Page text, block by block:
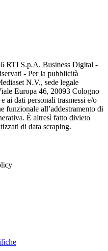
RTI S.p.A. Business Digital -
- Per la pubblicità
N.V., sede legale
Europa 46, 20093 Cologno
ai dati personali trasmessi e/o
funzionale all’addestramento di
È altresì fatto divieto
di data scraping.